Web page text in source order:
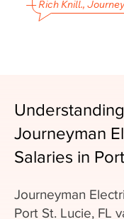
— Rich Knill.,
Understanding
Journeyman
Salaries in
Journeyman
Port St. Lucie, FL